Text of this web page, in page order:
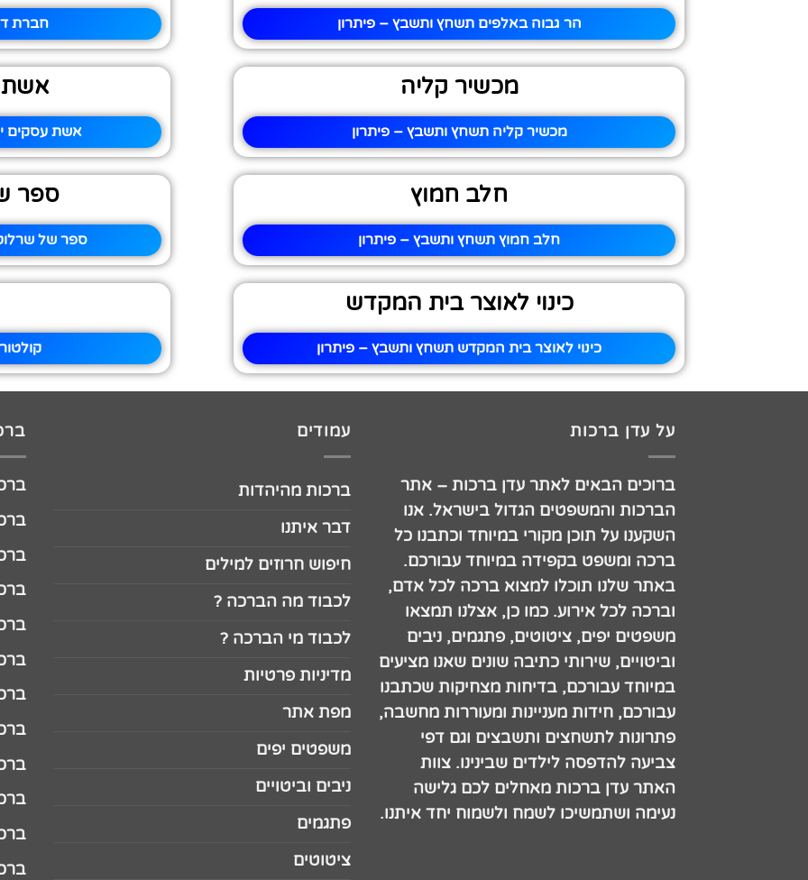
הר גבוה באלפים תשחץ ותשבץ – פיתרון חברת
מכשיר קליה
מכשיר קליה תשחץ ותשבץ – פיתרון
אשת
אשת עסקים
חלב חמוץ
חלב חמוץ תשחץ ותשבץ – פיתרון
ספר
ספר של
כינוי לאוצר בית המקדש
כינוי לאוצר בית המקדש תשחץ ותשבץ – פיתרון
על עדן ברכות
ברוכים הבאים לאתר עדן ברכות – אתר
הברכות והמשפטים הגדול בישראל. אנו
השקענו על תוכן מקורי במיוחד וכתבנו כל
ברכה ומשפט בקפידה במיוחד עבורכם.
באתר שלנו תוכלו למצוא ברכה לכל אדם,
וברכה לכל אירוע. כמו כן, אצלנו תמצאו
משפטים יפים, ציטוטים, פתגמים, ניבים
וביטויים, שירותי כתיבה שונים שאנו מציעים
במיוחד עבורכם, בדיחות מצחיקות שכתבנו
עבורכם, חידות מעניינות ומעוררות מחשבה,
פתרונות לתשחצים ותשבצים וגם דפי
צביעה להדפסה לילדים שבינינו. צוות
האתר עדן ברכות מאחלים לכם גלישה
נעימה ושתמשיכו לשמח ולשמוח יחד איתנו.
עמודים
ברכות מהיהדות
דבר איתנו
חיפוש חרוזים למילים
לכבוד מה הברכה ?
לכבוד מי הברכה ?
מדיניות פרטיות
מפת אתר
משפטים יפים
ניבים וביטויים
פתגמים
ציטוטים
ברכה
ברכה
ברכה
ברכה
ברכה
ברכה
ברכה
ברכה